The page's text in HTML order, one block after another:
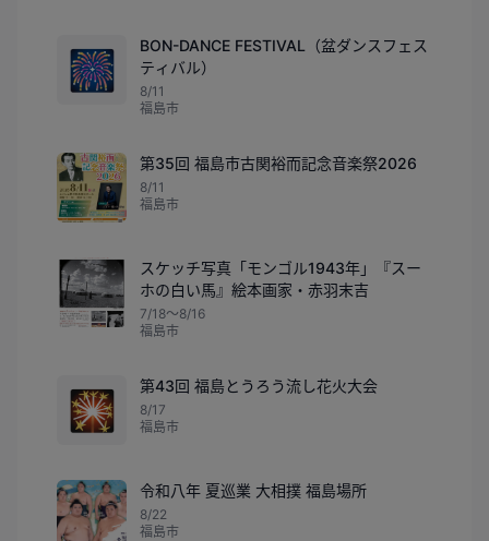
🎆
BON-DANCE FESTIVAL（盆ダンスフェス
ティバル）
8/11
福島市
第35回 福島市古関裕而記念音楽祭2026
8/11
福島市
スケッチ写真「モンゴル1943年」『スー
ホの白い馬』絵本画家・赤羽末吉
7/18〜8/16
福島市
🎇
第43回 福島とうろう流し花火大会
8/17
福島市
令和八年 夏巡業 大相撲 福島場所
8/22
福島市